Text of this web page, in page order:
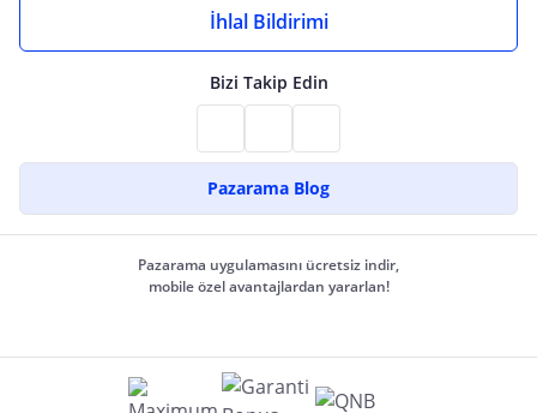
İhlal Bildirimi
Bizi Takip Edin
Pazarama Blog
Pazarama uygulamasını ücretsiz indir,
mobile özel avantajlardan yararlan!